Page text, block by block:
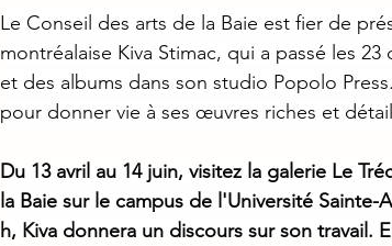
Le Conseil des arts de la Baie est fier de
montréalaise Kiva Stimac, qui a passé les
et des albums dans son studio Popolo
pour donner vie à ses œuvres riches et
Du 13 avril au 14 juin, visitez la galerie Le
la Baie sur le campus de l'Université
h, Kiva donnera un discours sur son travail.